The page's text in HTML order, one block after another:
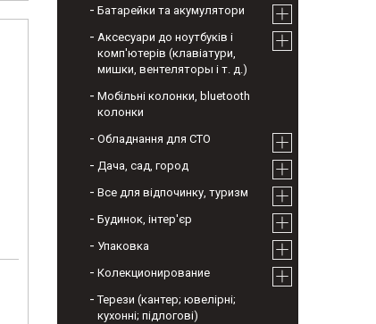
Батарейки та акумулятори
Аксесуари до ноутбуків і
комп'ютерів (клавіатури,
мишки, вентеляторы і т. д.)
Мобільні колонки, bluetooth
колонки
Обладнання для СТО
Дача, сад, город
Все для відпочинку, туризм
Будинок, інтер'єр
Упаковка
Колекционирование
Терези (кантер; ювелірні;
кухонні; підлогові)